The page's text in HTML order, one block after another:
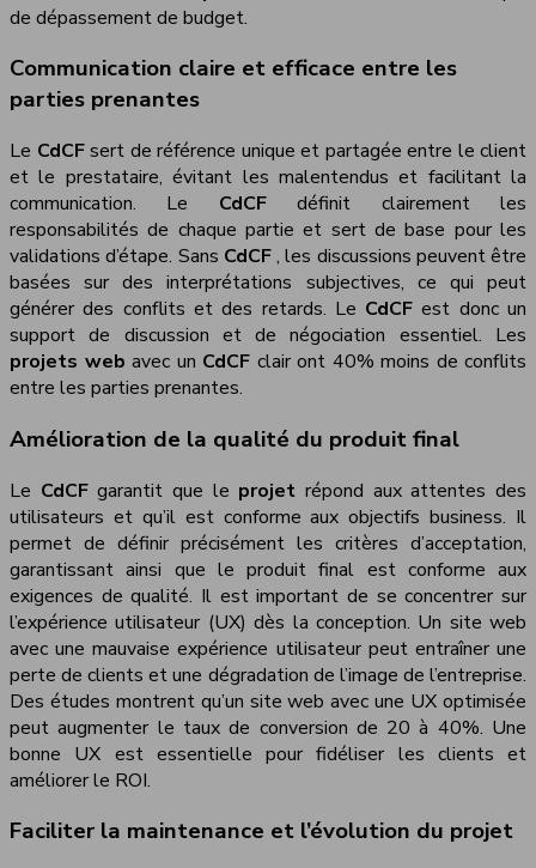
de dépassement de budget.
Communication claire et efficace entre les
parties prenantes
Le CdCFsert de référence unique et partagée entre le client
et le prestataire, évitant les malentendus et facilitant la
communication. Le CdCFdéfinit clairement les
responsabilités de chaque partie et sert de base pour les
validations d’étape. Sans CdCF, les discussions peuvent être
basées sur des interprétations subjectives, ce qui peut
générer des conflits et des retards. Le CdCFest donc un
support de discussion et de négociation essentiel. Les
projets web avec un CdCF clair ont 40% moins de conflits
entre les parties prenantes.
Amélioration de la qualité du produit final
Le CdCFgarantit que le projetrépond aux attentes des
utilisateurs et qu’il est conforme aux objectifs business. Il
permet de définir précisément les critères d’acceptation,
garantissant ainsi que le produit final est conforme aux
exigences de qualité. Il est important de se concentrer sur
l’expérience utilisateur (UX) dès la conception. Un site web
avec une mauvaise expérience utilisateur peut entraîner une
perte de clients et une dégradation de l’image de l’entreprise.
Des études montrent qu’un site web avec une UX optimisée
peut augmenter le taux de conversion de 20 à 40%. Une
bonne UX est essentielle pour fidéliser les clients et
améliorer le ROI.
Faciliter la maintenance et l’évolution du projet